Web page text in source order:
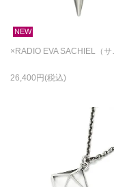
NEW
26,400